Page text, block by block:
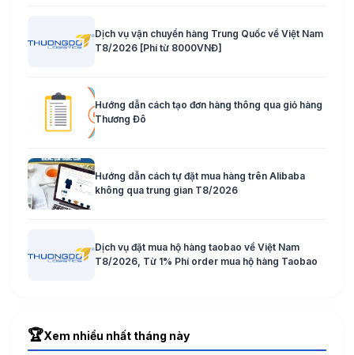
Dịch vụ vận chuyển hàng Trung Quốc về Việt Nam
T8/2026 [Phí từ 8000VNĐ]
Hướng dẫn cách tạo đơn hàng thông qua giỏ hàng
Thương Đô
Hướng dẫn cách tự đặt mua hàng trên Alibaba
không qua trung gian T8/2026
Dịch vụ đặt mua hộ hàng taobao về Việt Nam
T8/2026, Từ 1% Phí order mua hộ hàng Taobao
🏆Xem nhiều nhất tháng này